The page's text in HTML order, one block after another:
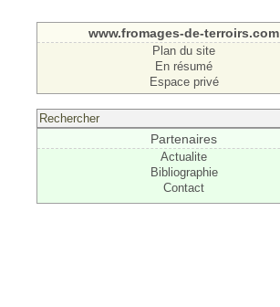
www.fromages-de-terroirs.com
Plan du site
En résumé
Espace privé
Partenaires
Actualite
Bibliographie
Contact